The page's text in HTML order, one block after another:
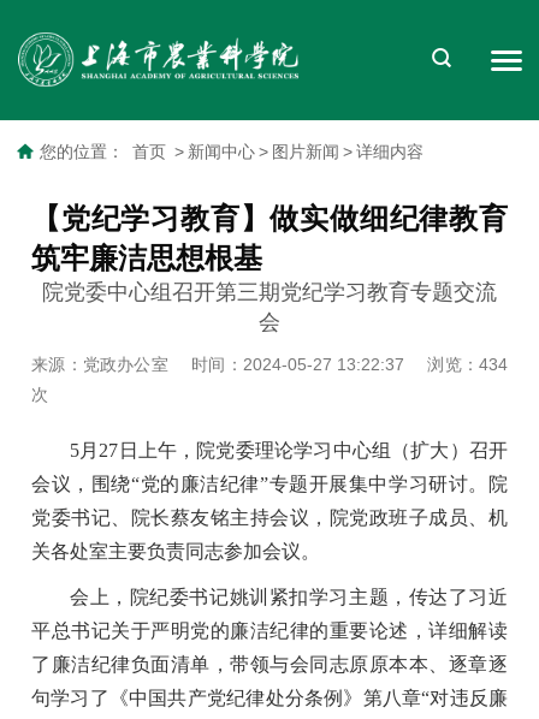
您的位置： 首页 > 新闻中心 > 图片新闻 > 详细内容
【党纪学习教育】做实做细纪律教育
筑牢廉洁思想根基
院党委中心组召开第三期党纪学习教育专题交流
会
来源：党政办公室 时间：2024-05-27 13:22:37 浏览： 434
次
5月27日上午，院党委理论学习中心组（扩大）召开
会议，围绕“党的廉洁纪律”专题开展集中学习研讨。院
党委书记、院长蔡友铭主持会议，院党政班子成员、机
关各处室主要负责同志参加会议。
会上，院纪委书记姚训紧扣学习主题，传达了习近
平总书记关于严明党的廉洁纪律的重要论述，详细解读
了廉洁纪律负面清单，带领与会同志原原本本、逐章逐
句学习了《中国共产党纪律处分条例》第八章“对违反廉